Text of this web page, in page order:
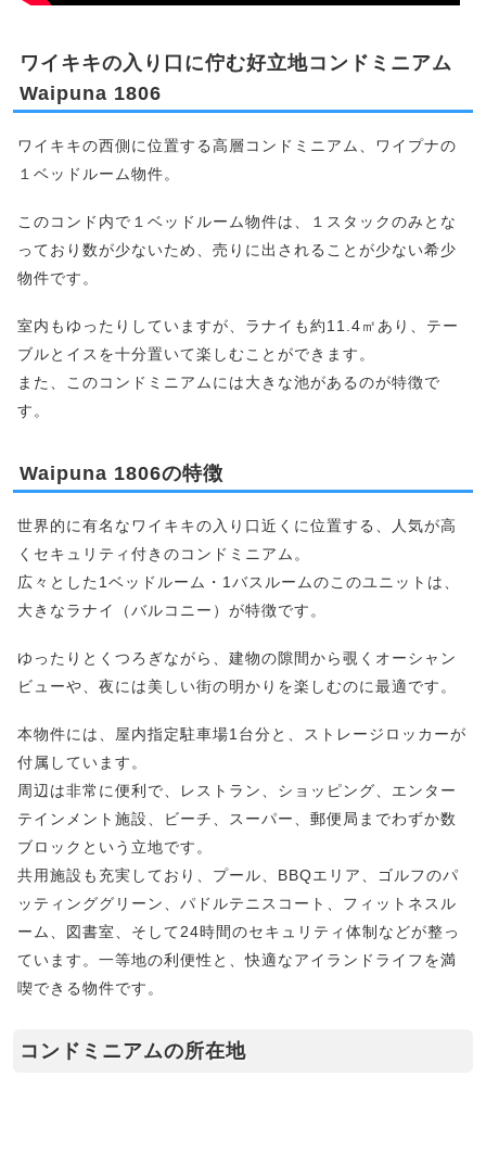
ワイキキの入り口に佇む好立地コンドミニアム
Waipuna 1806
ワイキキの西側に位置する高層コンドミニアム、ワイプナの
１ベッドルーム物件。
このコンド内で１ベッドルーム物件は、１スタックのみとな
っており数が少ないため、売りに出されることが少ない希少
物件です。
室内もゆったりしていますが、ラナイも約11.4㎡あり、テー
ブルとイスを十分置いて楽しむことができます。
また、このコンドミニアムには大きな池があるのが特徴で
す。
Waipuna 1806の特徴
世界的に有名なワイキキの入り口近くに位置する、人気が高
くセキュリティ付きのコンドミニアム。
広々とした1ベッドルーム・1バスルームのこのユニットは、
大きなラナイ（バルコニー）が特徴です。
ゆったりとくつろぎながら、建物の隙間から覗くオーシャン
ビューや、夜には美しい街の明かりを楽しむのに最適です。
本物件には、屋内指定駐車場1台分と、ストレージロッカーが
付属しています。
周辺は非常に便利で、レストラン、ショッピング、エンター
テインメント施設、ビーチ、スーパー、郵便局までわずか数
ブロックという立地です。
共用施設も充実しており、プール、BBQエリア、ゴルフのパ
ッティンググリーン、パドルテニスコート、フィットネスル
ーム、図書室、そして24時間のセキュリティ体制などが整っ
ています。一等地の利便性と、快適なアイランドライフを満
喫できる物件です。
コンドミニアムの所在地